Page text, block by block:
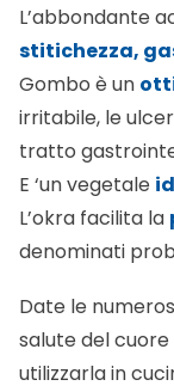
L’abbondante
stitichezza,
Gombo è un
irritabile, le
tratto
E ‘un vegetale
L’okra facilita la
denominati
Date le
salute del
utilizzarla in